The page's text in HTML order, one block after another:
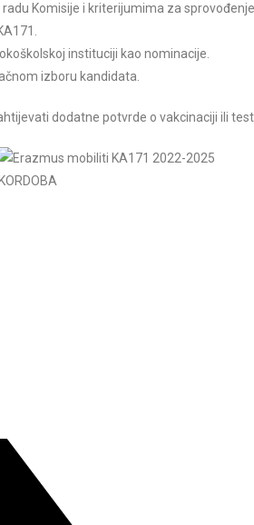
Komisije i kriterijumima za
instituciji kao nominacije.
izboru kandidata.
dodatne potvrde o vakcinaciji ili